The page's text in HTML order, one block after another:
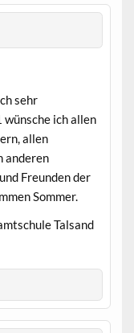
sehr
ich allen
allen
anderen
Freunden der
Sommer.
Talsand